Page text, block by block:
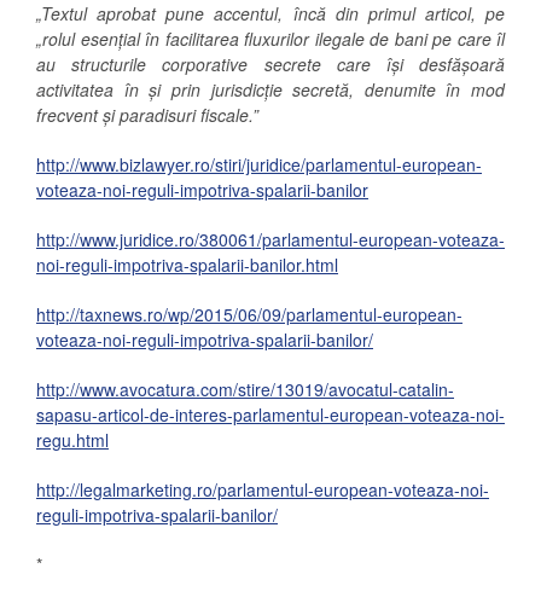
„Textul aprobat pune accentul, încă din primul articol, pe
„rolul esențial în facilitarea fluxurilor ilegale de bani pe care îl
au structurile corporative secrete care își desfășoară
activitatea în și prin jurisdicție secretă, denumite în mod
frecvent și paradisuri fiscale.”
http://www.bizlawyer.ro/stiri/juridice/parlamentul-european-
voteaza-noi-reguli-impotriva-spalarii-banilor
http://www.juridice.ro/380061/parlamentul-european-voteaza-
noi-reguli-impotriva-spalarii-banilor.html
http://taxnews.ro/wp/2015/06/09/parlamentul-european-
voteaza-noi-reguli-impotriva-spalarii-banilor/
http://www.avocatura.com/stire/13019/avocatul-catalin-
sapasu-articol-de-interes-parlamentul-european-voteaza-noi-
regu.html
http://legalmarketing.ro/parlamentul-european-voteaza-noi-
reguli-impotriva-spalarii-banilor/
*